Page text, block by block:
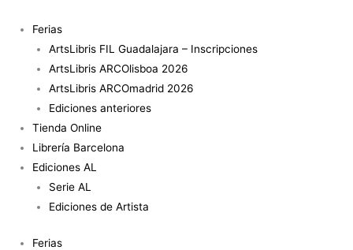
contenido
Ferias
ArtsLibris FIL Guadalajara – Inscripciones
ArtsLibris ARCOlisboa 2026
ArtsLibris ARCOmadrid 2026
Ediciones anteriores
Tienda Online
Librería Barcelona
Ediciones AL
Serie AL
Ediciones de Artista
Ferias